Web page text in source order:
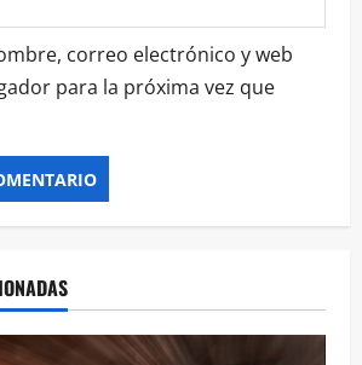
correo electrónico y web
para la próxima vez que